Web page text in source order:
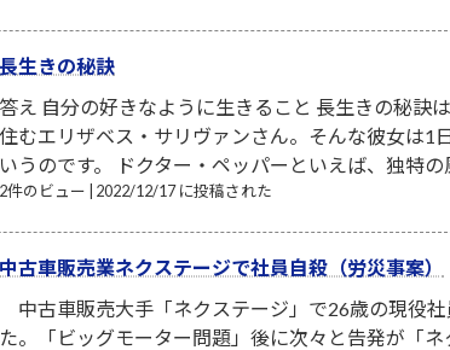
長生きの秘訣
答え 自分の好きなように生きること 長生きの秘訣
住むエリザベス・サリヴァンさん。そんな彼女は1
いうのです。 ドクター・ペッパーといえば、独特の
2件のビュー 2022/12/17 に投稿された
中古車販売業ネクステージで社員自殺（労災事案）
中古車販売大手「ネクステージ」で26歳の現役
た。「ビッグモーター問題」後に次々と告発が「